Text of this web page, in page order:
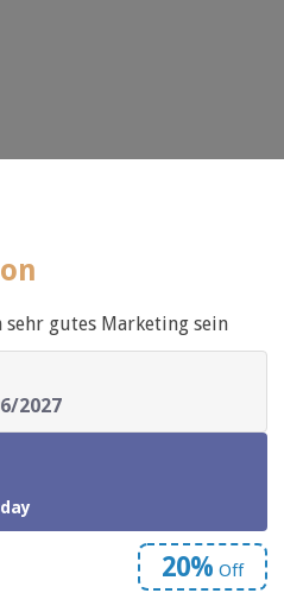
gutes Marketing sein
2027
20% Off